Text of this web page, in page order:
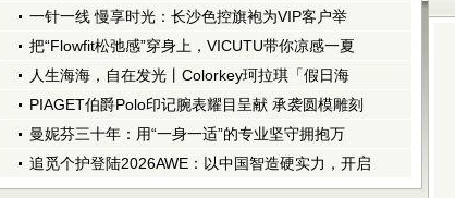
一针一线 慢享时光：长沙色控旗袍为VIP客户举
把“Flowfit松弛感”穿身上，VICUTU带你凉感一夏
人生海海，自在发光丨Colorkey珂拉琪「假日海
PIAGET伯爵Polo印记腕表耀目呈献 承袭圆模雕刻
曼妮芬三十年：用“一身一适”的专业坚守拥抱万
追觅个护登陆2026AWE：以中国智造硬实力，开启